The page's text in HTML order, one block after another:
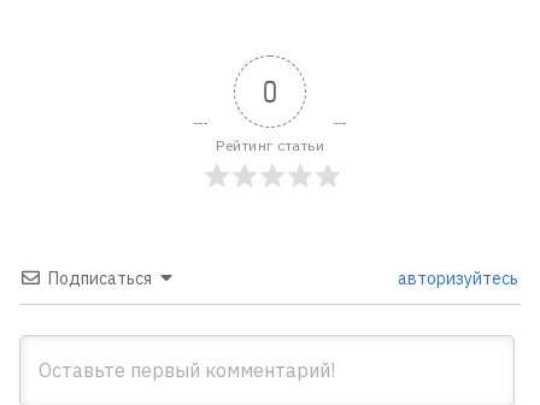
0
Рейтинг статьи
Подписаться авторизуйтесь